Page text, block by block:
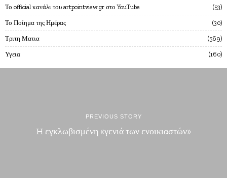
Το official κανάλι του artpointview.gr στο YouTube 53
Το Ποίημα της Ημέρας 30
Τριτη Ματια 569
Υγεια 160
PREVIOUS STORY
H εγκλωβισμένη «γενιά των ενοικιαστών»